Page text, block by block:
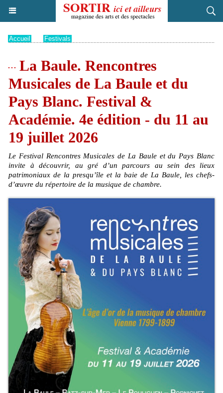
Accueil Festivals
La Baule. Rencontres
Musicales de La Baule et du
Pays Blanc. Festival &
Académie. 4e édition - du 11 au
19 juillet 2026
Le Festival Rencontres Musicales de La Baule et du Pays Blanc
invite à découvrir, au gré d’un parcours au sein des lieux
patrimoniaux de la presqu’île et la baie de La Baule, les chefs-
d’œuvre du répertoire de la musique de chambre.